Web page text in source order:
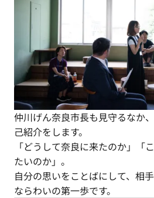
仲川げん奈良市長も見守るなか
己紹介をします。
「どうして奈良に来たのか」「
たいのか」。
自分の思いをことばにして、相
ならわいの第一歩です。